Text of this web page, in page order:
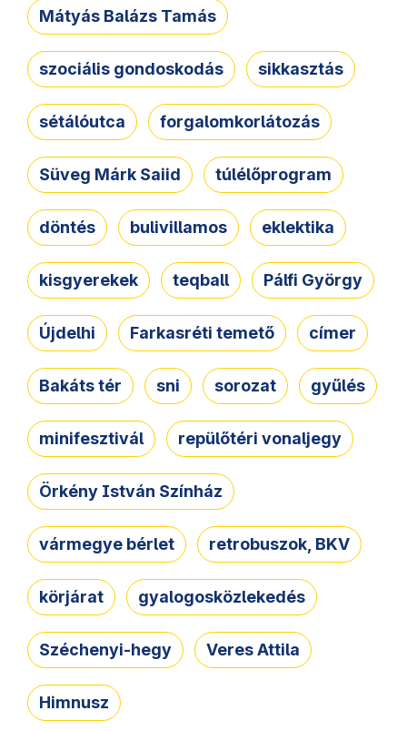
Mátyás Balázs Tamás
szociális gondoskodás sikkasztás
sétálóutca forgalomkorlátozás
Süveg Márk Saiid túlélőprogram
döntés bulivillamos eklektika
kisgyerekek teqball Pálfi György
Újdelhi Farkasréti temető címer
Bakáts tér sni sorozat gyűlés
minifesztivál repülőtéri vonaljegy
Örkény István Színház
vármegye bérlet retrobuszok, BKV
körjárat gyalogosközlekedés
Széchenyi-hegy Veres Attila
Himnusz